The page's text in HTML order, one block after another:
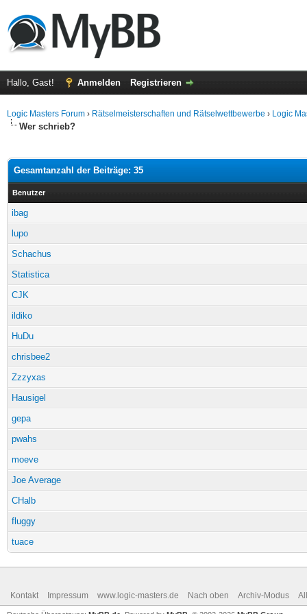
Hallo, Gast! Anmelden Registrieren
Logic Masters Forum › Rätselmeisterschaften und Rätselwettbewerbe › Logic
Wer schrieb?
Gesamtanzahl der Beiträge: 35
Benutzer
ibag
lupo
Schachus
Statistica
CJK
ildiko
HuDu
chrisbee2
Zzzyxas
Hausigel
gepa
pwahs
moeve
Joe Average
CHalb
fluggy
tuace
Kontakt Impressum www.logic-masters.de Nach oben Archiv-Modus